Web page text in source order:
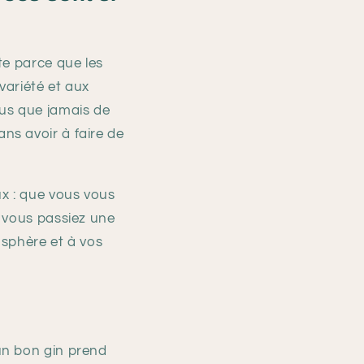
parce que les
et aux
que jamais de
avoir à faire de
: que vous vous
passiez une
et à vos
bon gin prend